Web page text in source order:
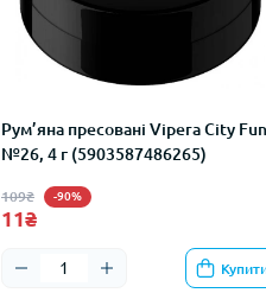
Рум’яна пресовані Vipera City Fun
№26, 4 г (5903587486265)
109₴ -90%
11₴